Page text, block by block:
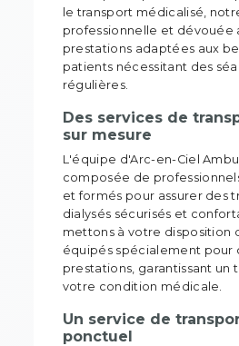
le transport médicalisé,
professionnelle et dévouée
prestations adaptées aux
patients nécessitant des
régulières.
Des services de
sur mesure
L'équipe d'Arc-en-Ciel
composée de
et formés pour assurer des
dialysés sécurisés et
mettons à votre disposition
équipés spécialement pour
prestations, garantissant un
votre condition médicale.
Un service de
ponctuel